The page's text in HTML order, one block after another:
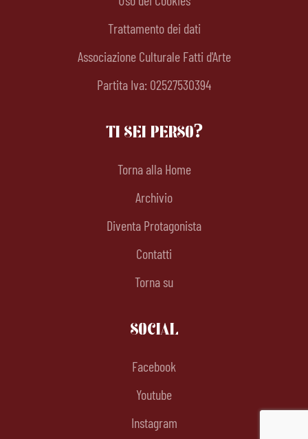
Trattamento dei dati
Associazione Culturale Fatti d'Arte
Partita Iva: 02527530394
TI SEI PERSO?
Torna alla Home
Archivio
Diventa Protagonista
Contatti
Torna su
SOCIAL
Facebook
Youtube
Instagram